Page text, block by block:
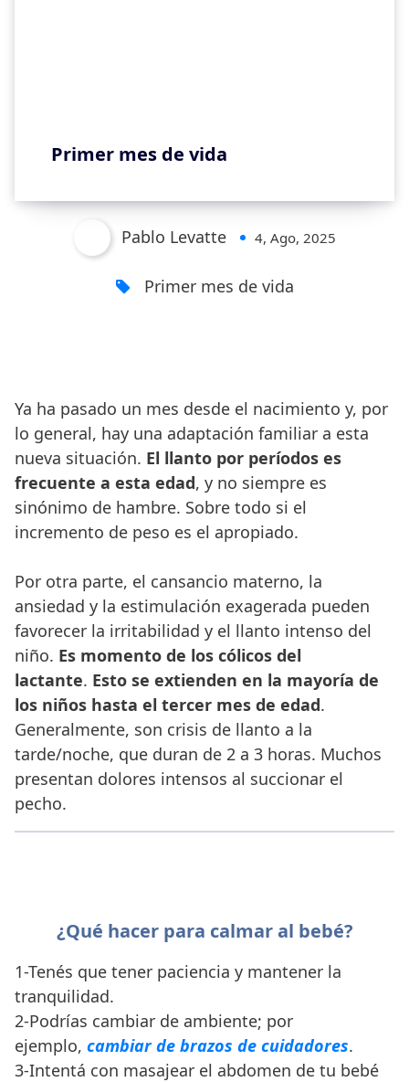
Primer mes de vida
Pablo Levatte 4, Ago, 2025
Primer mes de vida
Ya ha pasado un mes desde el nacimiento y, por
lo general, hay una adaptación familiar a esta
nueva situación. El llanto por períodos es
frecuente a esta edad, y no siempre es
sinónimo de hambre. Sobre todo si el
incremento de peso es el apropiado.
Por otra parte, el cansancio materno, la
ansiedad y la estimulación exagerada pueden
favorecer la irritabilidad y el llanto intenso del
niño. Es momento de los cólicos del
lactante. Esto se extienden en la mayoría de
los niños hasta el tercer mes de edad.
Generalmente, son crisis de llanto a la
tarde/noche, que duran de 2 a 3 horas. Muchos
presentan dolores intensos al succionar el
pecho.
¿Qué hacer para calmar al bebé?
1-Tenés que tener paciencia y mantener la
tranquilidad.
2-Podrías cambiar de ambiente; por
ejemplo, cambiar de brazos de cuidadores.
3-Intentá con masajear el abdomen de tu bebé